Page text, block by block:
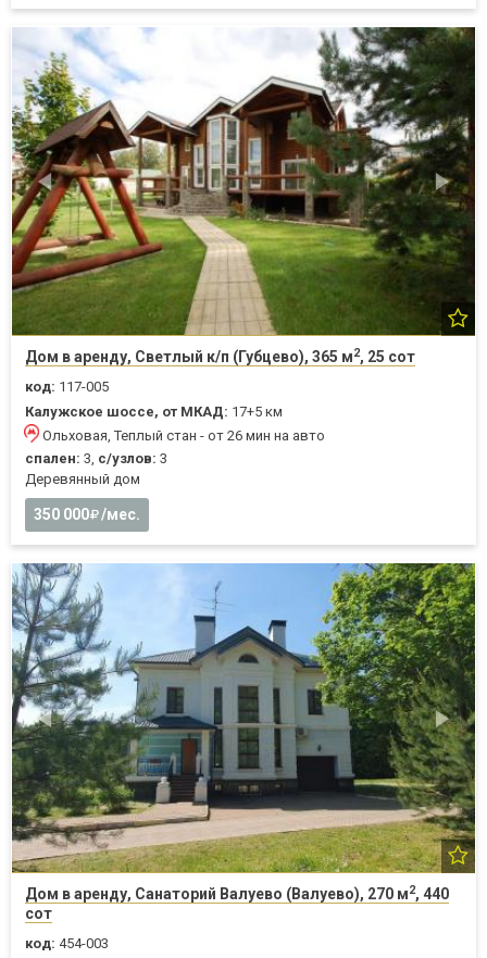
Дом в аренду, Светлый к/п (Губцево), 365 м2, 25 сот
код: 117-005
Калужское шоссе, от МКАД: 17+5 км
Ольховая, Теплый стан - от 26 мин на авто
спален: 3, с/узлов: 3
Деревянный дом
350 000 /мес.
Дом в аренду, Санаторий Валуево (Валуево), 270 м2, 440
сот
код: 454-003